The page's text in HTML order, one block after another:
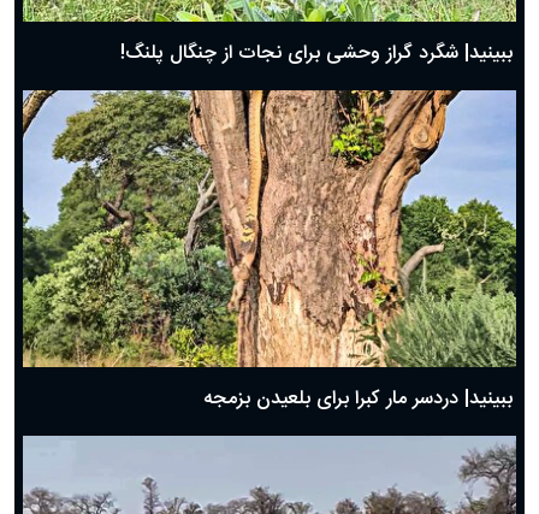
ببینید| شگرد گراز وحشی برای نجات از چنگال پلنگ!
ببینید| دردسر مار کبرا برای بلعیدن بزمجه